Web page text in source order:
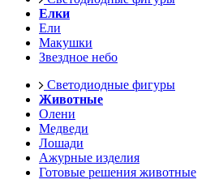
Елки
Ели
Макушки
Звездное небо
Светодиодные фигуры
Животные
Олени
Медведи
Лошади
Ажурные изделия
Готовые решения животные